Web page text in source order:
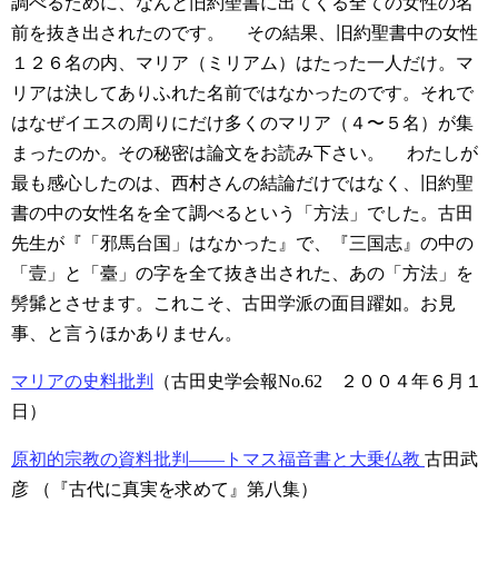
前を抜き出されたのです。
その結果、旧約聖書中の女性
１２６名の内、マリア（ミリアム）はたった一人だけ。マ
リアは決してありふれた名前ではなかったのです。それで
はなぜイエスの周りにだけ多くのマリア（４〜５名）が集
まったのか。その秘密は論文をお読み下さい。
わたしが
最も感心したのは、西村さんの結論だけではなく、旧約聖
書の中の女性名を全て調べるという「方法」でした。古田
先生が『「邪馬台国」はなかった』で、『三国志』の中の
「壹」と「臺」の字を全て抜き出された、あの「方法」を
髣髴とさせます。これこそ、古田学派の面目躍如。お見
事、と言うほかありません。
マリアの史料批判
（古田史学会報No.62 ２００４年６月１
日）
原初的宗教の資料批判――トマス福音書と大乗仏教 古田武
彦 （『古代に真実を求めて』第八集）